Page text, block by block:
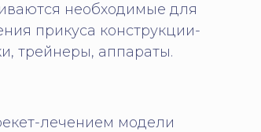
необходимые для
прикуса конструкции-
трейнеры, аппараты.
лечением модели